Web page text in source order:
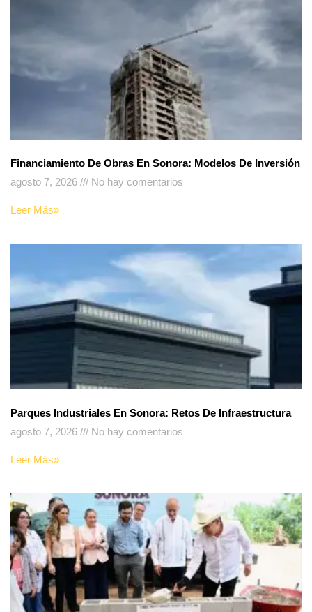
Financiamiento De Obras En Sonora: Modelos De Inversión
agosto 7, 2026
No hay comentarios
Leer Más»
Parques Industriales En Sonora: Retos De Infraestructura
agosto 7, 2026
No hay comentarios
Leer Más»